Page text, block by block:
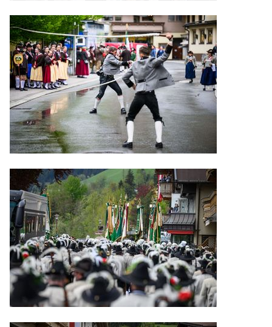
Zell am Ziller
Shuttle- und Zubringerbusse
Gauder Taxi
Zeltplan
Umzug
Verkehrsregelung und
Parken
Fundsachen
WISSENSWERTES
Geschichte
Bierkultur
Künstlersujets
Gambrinus Freunde